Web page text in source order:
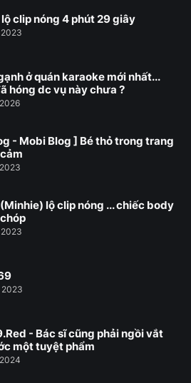
clip nóng 4 phút 29 giây
ở quán karaoke mới nhất...
hóng dc vụ này chưa ?
- Mobi Blog ] Bé thỏ trong trang
lộ clip nóng ... chiếc body
- Bác sĩ cũng phải ngồi vắt
một tuyệt phẩm